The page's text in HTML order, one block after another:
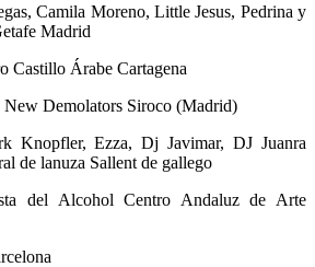
Camila Moreno, Little Jesus, Pedrina y
Madrid
Castillo Árabe Cartagena
Demolators Siroco (Madrid)
Knopfler, Ezza, Dj Javimar, DJ Juanra
de lanuza Sallent de gallego
del Alcohol Centro Andaluz de Arte